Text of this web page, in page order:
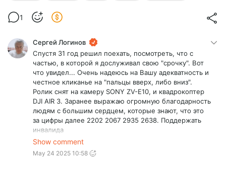
1
Сергей Логинов
Спустя 31 год решил поехать, посмотреть, что с
частью, в которой я дослуживал свою "срочку". Вот
что увидел... Очень надеюсь на Вашу адекватность и
честное кликанье на "пальцы вверх, либо вниз".
Ролик снят на камеру SONY ZV-E10, и квадрокоптер
DJI AIR 3. Заранее выражаю огромную благодарность
людям с большим сердцем, которые знают, что это
за цифры далее 2202 2067 2935 2638. Поддержать
инвалида
https://www.donationalerts.com/r/glass1
Посмотреть ролик в оригинале, если будут
непонятки со звуком здесь, можно по ссылкам:
Show comment
May 24 2025 10:58